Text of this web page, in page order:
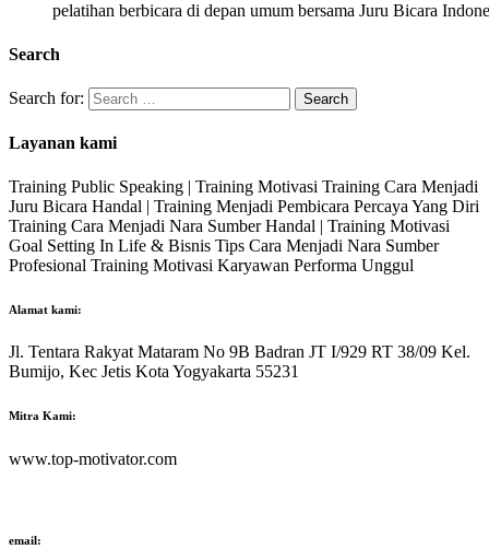
pelatihan berbicara di depan umum bersama Juru Bicara
Search
Search for:
Layanan kami
Training Public Speaking | Training Motivasi Training Cara Menjadi
Juru Bicara Handal | Training Menjadi Pembicara Percaya Yang Diri
Training Cara Menjadi Nara Sumber Handal | Training Motivasi
Goal Setting In Life & Bisnis Tips Cara Menjadi Nara Sumber
Profesional Training Motivasi Karyawan Performa Unggul
Alamat kami:
Jl. Tentara Rakyat Mataram No 9B Badran JT I/929 RT 38/09 Kel.
Bumijo, Kec Jetis Kota Yogyakarta 55231
Mitra Kami:
www.top-motivator.com
email: